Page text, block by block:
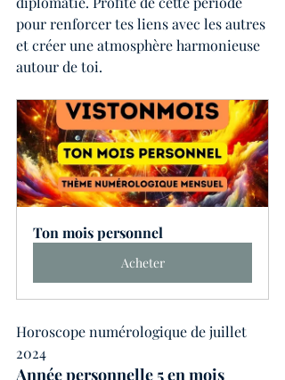
pour renforcer tes liens avec les autres
et créer une atmosphère harmonieuse
autour de toi.
Ton mois personnel
Acheter
Horoscope numérologique de juillet
2024
Année personnelle 5 en mois